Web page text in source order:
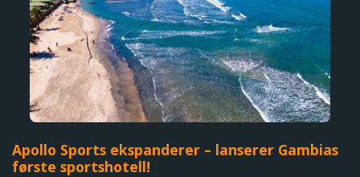
Apollo Sports ekspanderer – lanserer Gambias
første sportshotell!